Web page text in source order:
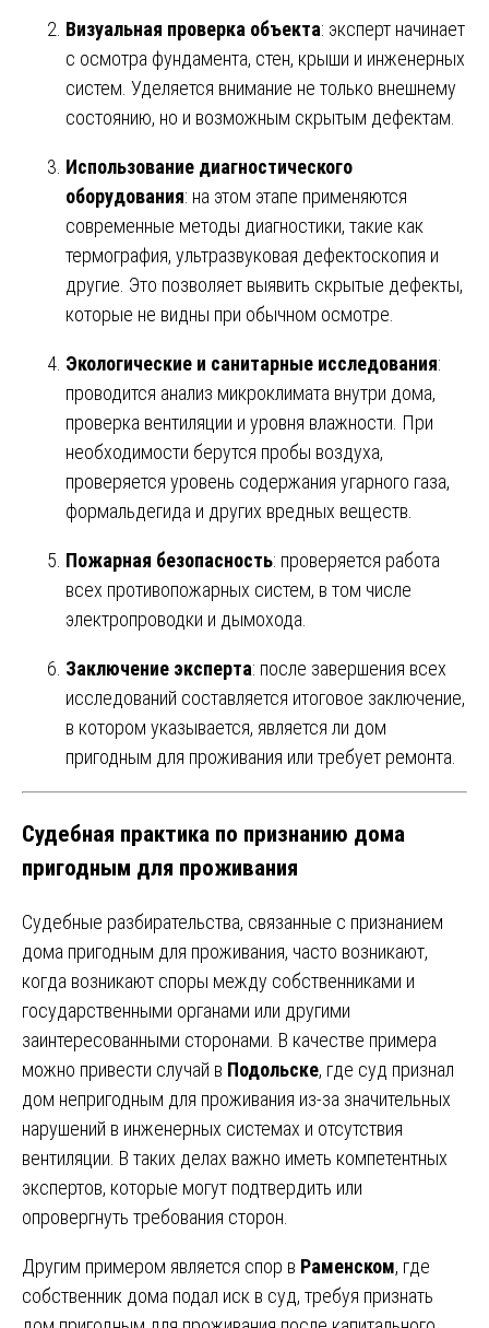
Визуальная проверка объекта: эксперт начинает
с осмотра фундамента, стен, крыши и инженерных
систем. Уделяется внимание не только внешнему
состоянию, но и возможным скрытым дефектам.
Использование диагностического
оборудования: на этом этапе применяются
современные методы диагностики, такие как
термография, ультразвуковая дефектоскопия и
другие. Это позволяет выявить скрытые дефекты,
которые не видны при обычном осмотре.
Экологические и санитарные исследования:
проводится анализ микроклимата внутри дома,
проверка вентиляции и уровня влажности. При
необходимости берутся пробы воздуха,
проверяется уровень содержания угарного газа,
формальдегида и других вредных веществ.
Пожарная безопасность: проверяется работа
всех противопожарных систем, в том числе
электропроводки и дымохода.
Заключение эксперта: после завершения всех
исследований составляется итоговое заключение,
в котором указывается, является ли дом
пригодным для проживания или требует ремонта.
Судебная практика по признанию дома
пригодным для проживания
Судебные разбирательства, связанные с признанием
дома пригодным для проживания, часто возникают,
когда возникают споры между собственниками и
государственными органами или другими
заинтересованными сторонами. В качестве примера
можно привести случай в Подольске, где суд признал
дом непригодным для проживания из-за значительных
нарушений в инженерных системах и отсутствия
вентиляции. В таких делах важно иметь компетентных
экспертов, которые могут подтвердить или
опровергнуть требования сторон.
Другим примером является спор в Раменском, где
собственник дома подал иск в суд, требуя признать